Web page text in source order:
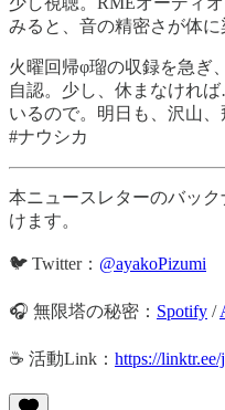
みると、音の精密さが体に
火曜回帰φ瑠の収録を急ぎ
自認。少し、休まなけれ
いるので。明日も、沢山、
#ナウシカ
本ニュースレターのバック
けます。
🐦 Twitter： @ayakoPizumi
🎧 無限塔の秘密： Spotify /
☕️ 活動Link： https://linktr.ee/